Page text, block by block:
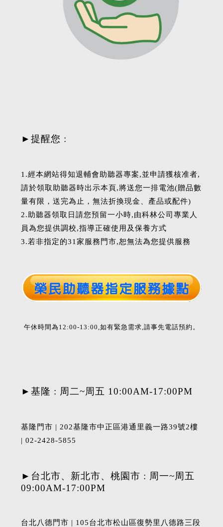
►提醒您 :
1.經本網站得知退輔會助聽器專案,並申請獲核准者,
請於領取助聽器時出示本頁,將送您一排電池(贈品數
量有限，送完為止，無法折換現金、產品或配件)
2.助聽器領取日請您預留一小時,由科林公司專業人
員為您提供調校,指導正確使用及保養方式
3.若非指定的31家服務門市,恕無法為您提供服務
午休時間為12:00-13:00,如有緊急需求,請事先電話預約。
►基隆 : 周二~周五 10:00AM-17:00PM
基隆門市 | 202基隆市中正區港通里義一路39號2樓
| 02-2428-5855
►台北市、新北市、桃園市 : 周一~周五
09:00AM-17:00PM
台北八德門市 | 105台北市松山區復勢里八德路三段